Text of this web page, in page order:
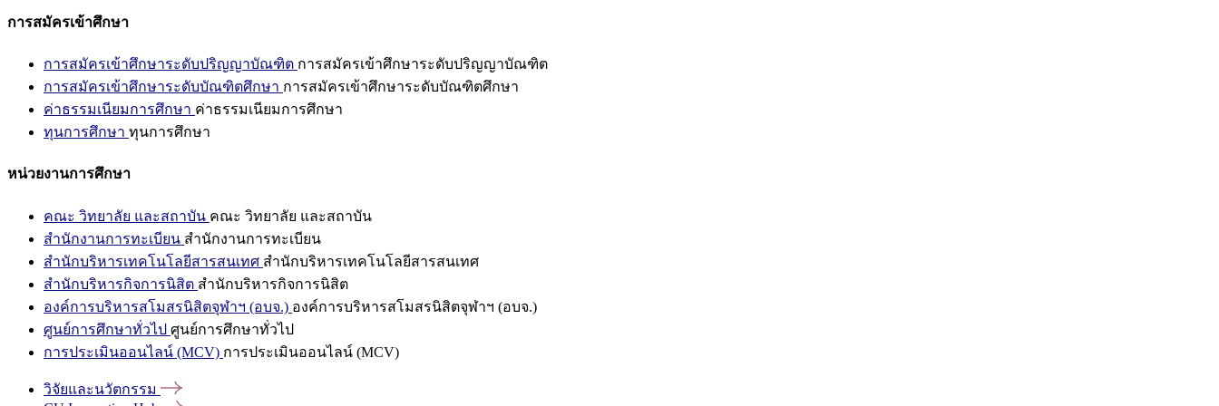
การสมัครเข้าศึกษา
การสมัครเข้าศึกษาระดับปริญญาบัณฑิต การสมัครเข้าศึกษาระดับปริญญาบัณฑิต
การสมัครเข้าศึกษาระดับบัณฑิตศึกษา การสมัครเข้าศึกษาระดับบัณฑิตศึกษา
ค่าธรรมเนียมการศึกษา ค่าธรรมเนียมการศึกษา
ทุนการศึกษา ทุนการศึกษา
หน่วยงานการศึกษา
คณะ วิทยาลัย และสถาบัน คณะ วิทยาลัย และสถาบัน
สำนักงานการทะเบียน สำนักงานการทะเบียน
สำนักบริหารเทคโนโลยีสารสนเทศ สำนักบริหารเทคโนโลยีสารสนเทศ
สำนักบริหารกิจการนิสิต สำนักบริหารกิจการนิสิต
องค์การบริหารสโมสรนิสิตจุฬาฯ (อบจ.) องค์การบริหารสโมสรนิสิตจุฬาฯ (อบจ.)
ศูนย์การศึกษาทั่วไป ศูนย์การศึกษาทั่วไป
การประเมินออนไลน์ (MCV) การประเมินออนไลน์ (MCV)
วิจัยและนวัตกรรม